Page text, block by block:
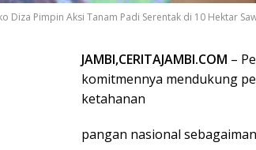
Diza Pimpin Aksi Tanam Padi Serentak di 10 Hektar
JAMBI,CERITAJAMBI.COM –
komitmennya mendukung
ketahanan
pangan nasional